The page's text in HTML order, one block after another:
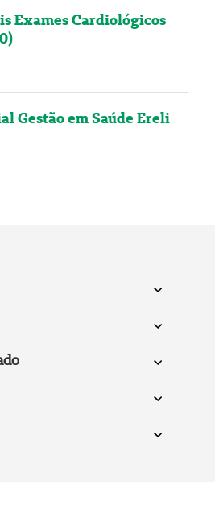
Exames Cardiológicos
Gestão em Saúde Ereli